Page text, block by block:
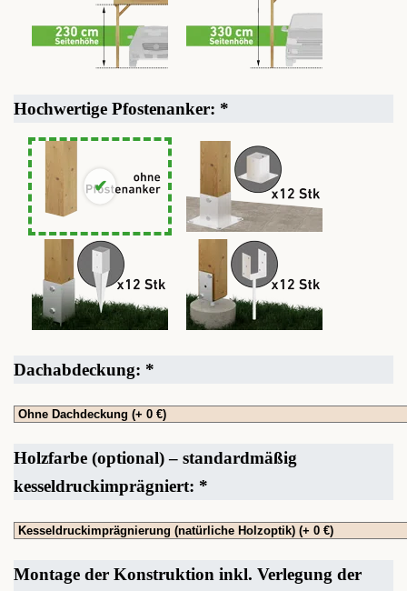
Hochwertige Pfostenanker: *
Dachabdeckung: *
Holzfarbe (optional) – standardmäßig
kesseldruckimprägniert: *
Montage der Konstruktion inkl. Verlegung der